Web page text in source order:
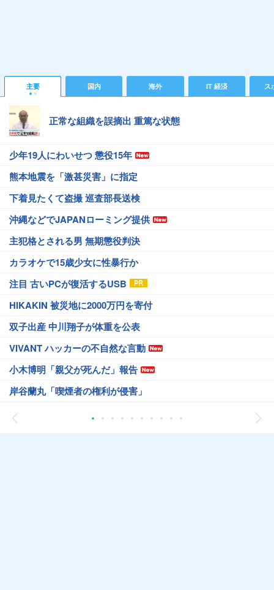
主要 国内 海外 IT 経済 ス
正常な組織を誤摘出 重篤な状態
少年19人にわいせつ 懲役15年
熊本地震を「激甚災害」に指定
下着見たくて盗撮 巡査部長送検
沖縄などでJAPANローミング提供
主犯格とされる男 無期懲役判決
カラオケで15歳少女に性暴行か
注目 古いPCが復活するUSB
HIKAKIN 被災地に2000万円を寄付
双子出産 中川翔子が体重を公表
VIVANT ハッカーの不自然な言動
小木博明「親父が死んだ」報告
岸谷蘭丸「喫煙者の権利が侵害」